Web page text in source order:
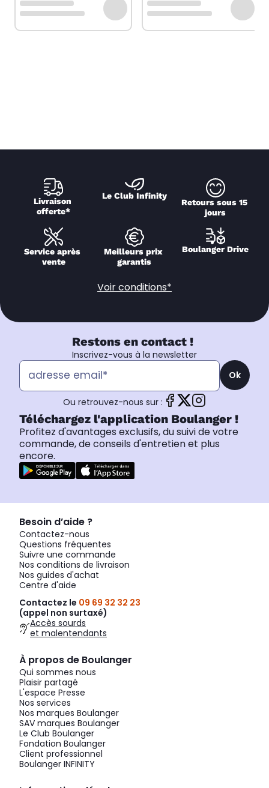
Livraison
offerte*
Le Club Infinity
Retours sous 15
jours
Service après
vente
Meilleurs prix
garantis
Boulanger Drive
Voir conditions*
Restons en contact !
Inscrivez-vous à la newsletter
Ok
Ou retrouvez-nous sur :
Téléchargez l'application Boulanger !
Profitez d'avantages exclusifs, du suivi de votre
commande, de conseils d'entretien et plus
encore.
Besoin d’aide ?
Contactez-nous
Questions fréquentes
Suivre une commande
Nos conditions de livraison
Nos guides d'achat
Centre d'aide
Contactez le 09 69 32 32 23
(appel non surtaxé)
Accès sourds
et malentendants
À propos de Boulanger
Qui sommes nous
Plaisir partagé
L'espace Presse
Nos services
Nos marques Boulanger
SAV marques Boulanger
Le Club Boulanger
Fondation Boulanger
Client professionnel
Boulanger INFINITY